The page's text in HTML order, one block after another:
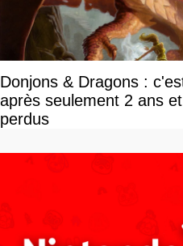
Donjons & Dragons :
après seulement 2 ans
perdus